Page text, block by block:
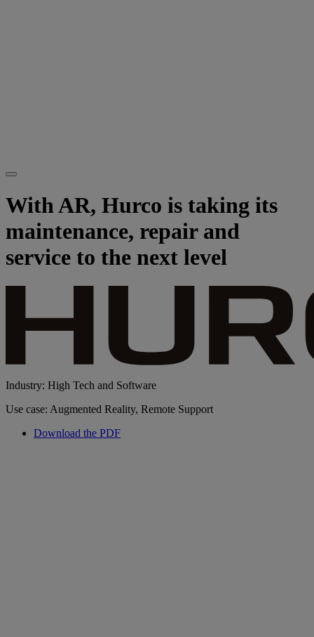
With AR, Hurco is taking its
maintenance, repair and
service to the next level
Industry: High Tech and Software
Use case: Augmented Reality, Remote Support
Download the PDF